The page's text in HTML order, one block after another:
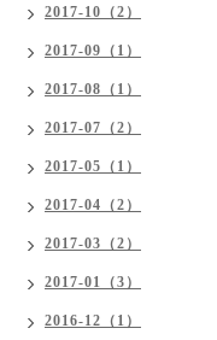
2017-10（2）
2017-09（1）
2017-08（1）
2017-07（2）
2017-05（1）
2017-04（2）
2017-03（2）
2017-01（3）
2016-12（1）